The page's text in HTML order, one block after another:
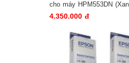
cho máy HPM553DN
Dùng cho máy M553DN
4.350.000 đ